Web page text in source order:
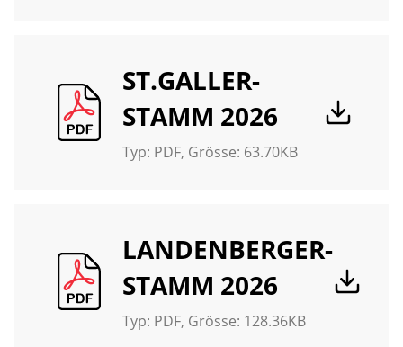
ST.GALLER-
STAMM 2026
Typ: PDF, Grösse: 63.70KB
LANDENBERGER-
STAMM 2026
Typ: PDF, Grösse: 128.36KB